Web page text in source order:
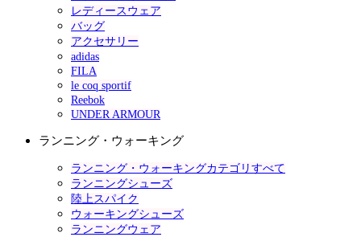
レディースウェア
バッグ
アクセサリー
adidas
FILA
le coq sportif
Reebok
UNDER ARMOUR
ランニング・ウォーキング
ランニング・ウォーキングカテゴリすべて
ランニングシューズ
陸上スパイク
ウォーキングシューズ
ランニングウェア